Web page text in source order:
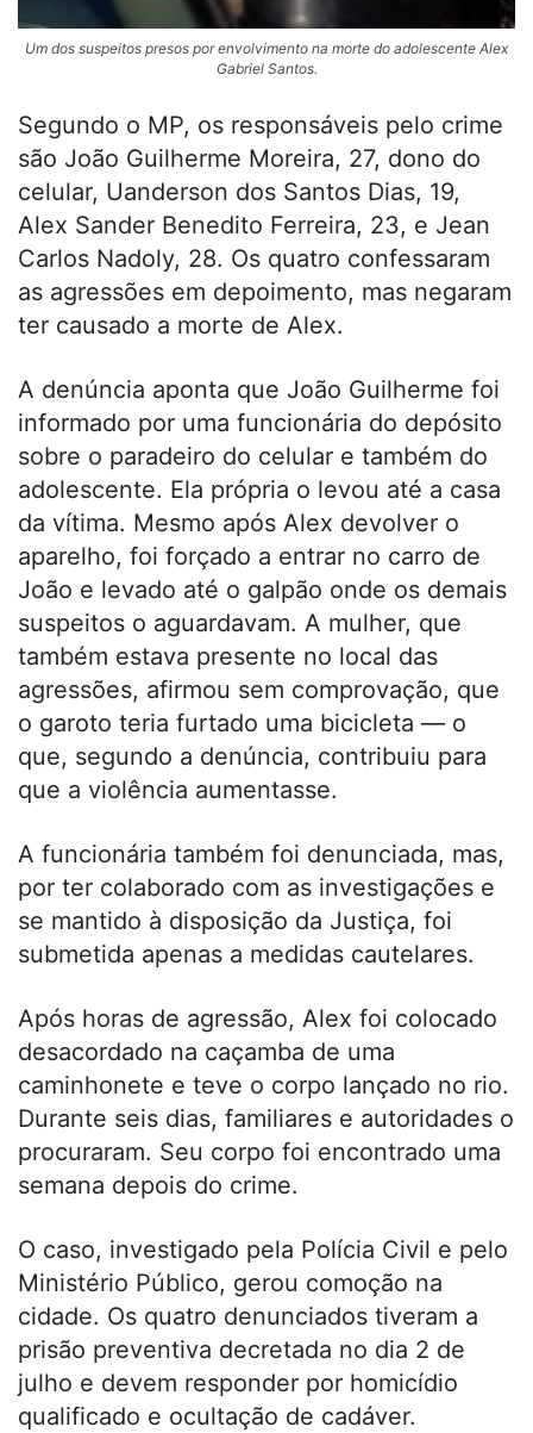
Um dos suspeitos presos por envolvimento na morte do adolescente Alex
Gabriel Santos.
Segundo o MP, os responsáveis pelo crime
são João Guilherme Moreira, 27, dono do
celular, Uanderson dos Santos Dias, 19,
Alex Sander Benedito Ferreira, 23, e Jean
Carlos Nadoly, 28. Os quatro confessaram
as agressões em depoimento, mas negaram
ter causado a morte de Alex.
A denúncia aponta que João Guilherme foi
informado por uma funcionária do depósito
sobre o paradeiro do celular e também do
adolescente. Ela própria o levou até a casa
da vítima. Mesmo após Alex devolver o
aparelho, foi forçado a entrar no carro de
João e levado até o galpão onde os demais
suspeitos o aguardavam. A mulher, que
também estava presente no local das
agressões, afirmou sem comprovação, que
o garoto teria furtado uma bicicleta — o
que, segundo a denúncia, contribuiu para
que a violência aumentasse.
A funcionária também foi denunciada, mas,
por ter colaborado com as investigações e
se mantido à disposição da Justiça, foi
submetida apenas a medidas cautelares.
Após horas de agressão, Alex foi colocado
desacordado na caçamba de uma
caminhonete e teve o corpo lançado no rio.
Durante seis dias, familiares e autoridades o
procuraram. Seu corpo foi encontrado uma
semana depois do crime.
O caso, investigado pela Polícia Civil e pelo
Ministério Público, gerou comoção na
cidade. Os quatro denunciados tiveram a
prisão preventiva decretada no dia 2 de
julho e devem responder por homicídio
qualificado e ocultação de cadáver.